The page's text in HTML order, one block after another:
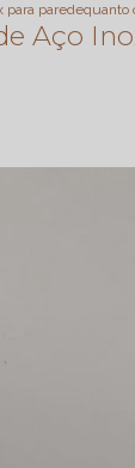
para paredequanto
Aço